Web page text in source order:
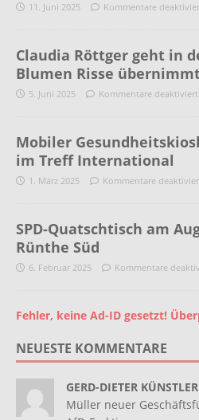
11. Juni 2025 Kommentare
Claudia Röttger geht in
Blumen Risse
5. Juni 2025 Kommentare deaktiviert
Mobiler
im Treff International
1. März 2025 Kommentare
SPD-Quatschtisch am
Rünthe Süd
6. Februar 2025 Kommentare
Fehler, keine Ad-ID gesetzt!
NEUESTE KOMMENTARE
GERD-DIETER
Müller neuer